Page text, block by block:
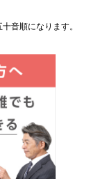
音順になります。